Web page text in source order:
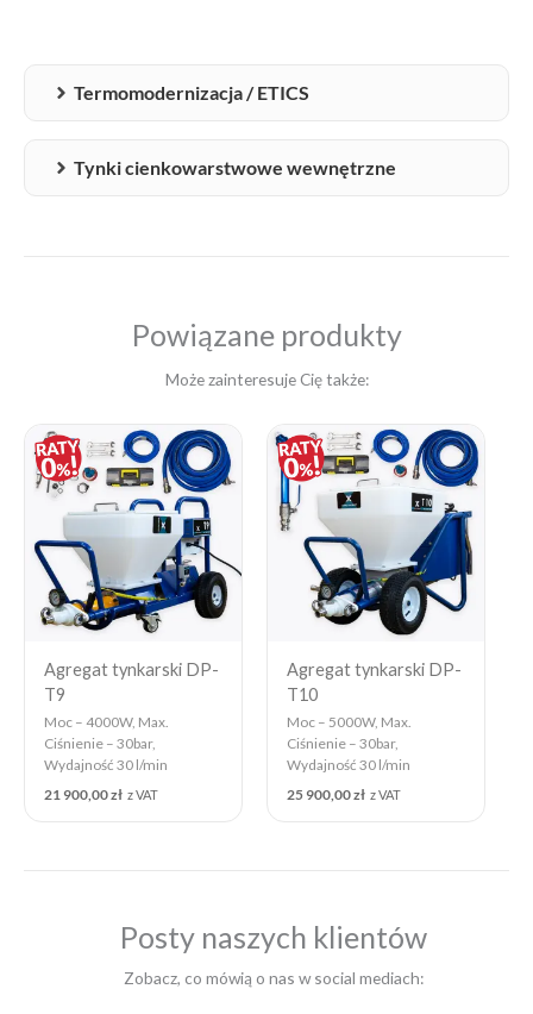
Termomodernizacja / ETICS
Tynki cienkowarstwowe wewnętrzne
Powiązane produkty
Może zainteresuje Cię także:
Agregat tynkarski DP-
T9
Moc – 4000W, Max.
Ciśnienie – 30bar,
Wydajność 30 l/min
21 900,00zł z VAT
Agregat tynkarski DP-
T10
Moc – 5000W, Max.
Ciśnienie – 30bar,
Wydajność 30 l/min
25 900,00zł z VAT
Posty naszych klientów
Zobacz, co mówią o nas w social mediach: